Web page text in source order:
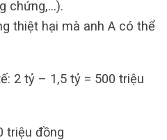
chứng,…).
thiệt hại mà anh A có thể
2 tỷ – 1,5 tỷ = 500 triệu
triệu đồng